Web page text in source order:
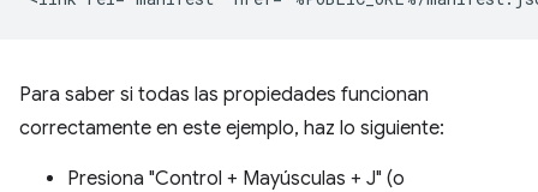
Para saber si todas las propiedades funcionan
correctamente en este ejemplo, haz lo siguiente:
Presiona "Control + Mayúsculas + J" (o